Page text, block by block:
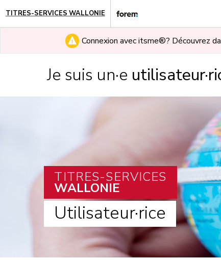
TITRES-SERVICES WALLONIE
Connexion avec itsme®? Découvrez
Je suis un·e
TITRES-SERVICES
WALLONIE
Utilisateur·rice